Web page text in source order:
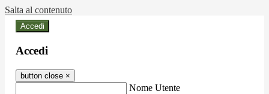
Salta al contenuto
Accedi
Accedi
button close ×
Nome Utente